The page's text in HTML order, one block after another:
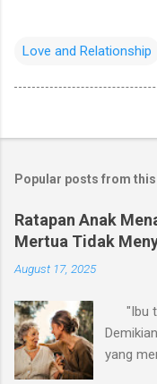
Love and Relationship
Popular posts from
Ratapan Anak
Mertua Tidak
August 17, 2025
"Ibu
yang